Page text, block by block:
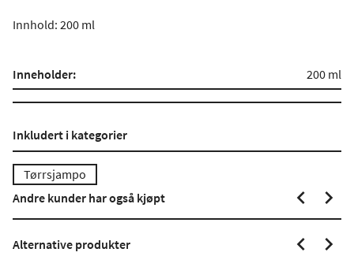
Innhold: 200 ml
Inneholder: 200 ml
Inkludert i kategorier
Tørrsjampo
Andre kunder har også kjøpt
Alternative produkter